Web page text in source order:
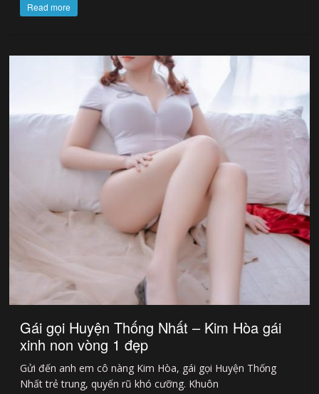
Read more
Gái gọi Huyện Thống Nhất – Kim Hòa gái
xinh non vòng 1 đẹp
Gửi đến anh em cô nàng Kim Hòa, gái gọi Huyện Thống
Nhất trẻ trung, quyến rũ khó cưỡng. Khuôn